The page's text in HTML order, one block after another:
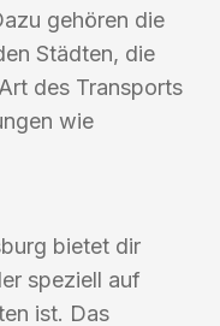
gehören die
Städten, die
des Transports
wie
bietet dir
speziell auf
ist. Das